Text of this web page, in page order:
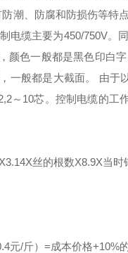
潮、防腐和防损伤等特
电缆主要为450/750V。
颜色一般都是黑色印白
一般都是大截面。 由
～10芯。控制电缆的工
丝的根数X8.9X当时
元/斤）=成本价格+10%